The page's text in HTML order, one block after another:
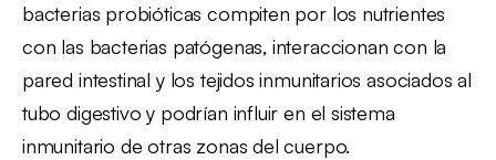
bacterias probióticas compiten por los nutrientes
con las bacterias patógenas, interaccionan con la
pared intestinal y los tejidos inmunitarios asociados al
tubo digestivo y podrían influir en el sistema
inmunitario de otras zonas del cuerpo.